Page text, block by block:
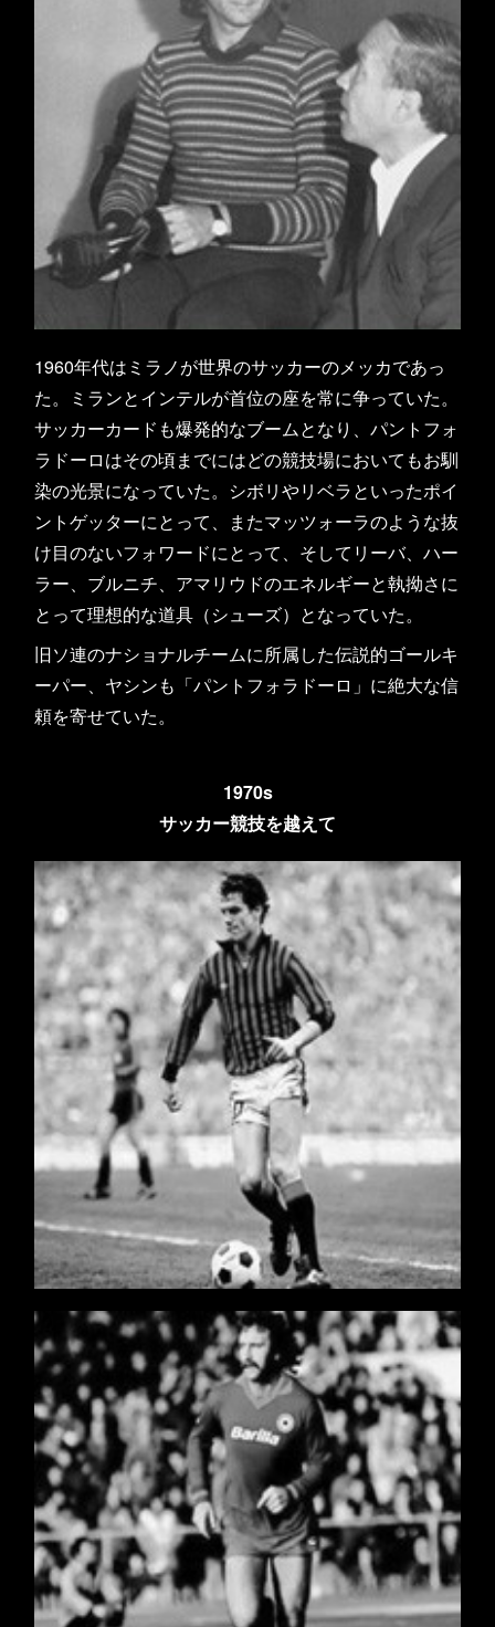
1960年代はミラノが世界のサッカーのメッカであっ
た。ミランとインテルが首位の座を常に争っていた。
サッカーカードも爆発的なブームとなり、パントフォ
ラドーロはその頃までにはどの競技場においてもお馴
染の光景になっていた。シボリやリベラといったポイ
ントゲッターにとって、またマッツォーラのような抜
け目のないフォワードにとって、そしてリーバ、ハー
ラー、ブルニチ、アマリウドのエネルギーと執拗さに
とって理想的な道具（シューズ）となっていた。
旧ソ連のナショナルチームに所属した伝説的ゴールキ
ーパー、ヤシンも「パントフォラドーロ」に絶大な信
頼を寄せていた。
1970s
サッカー競技を越えて